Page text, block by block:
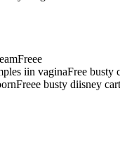
iin vaginaFree busty
busty diisney